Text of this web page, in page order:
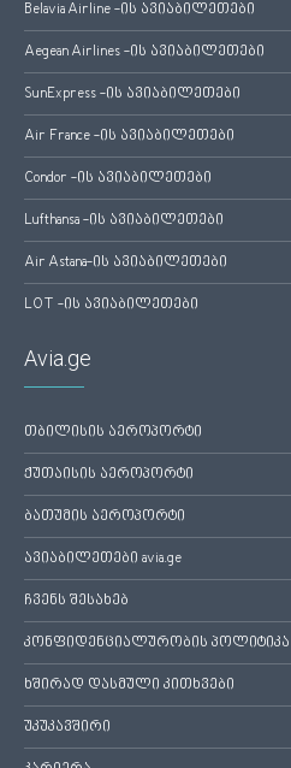
Belavia Airline -ის ავიაბილეთები
Aegean Airlines -ის ავიაბილეთები
SunExpress -ის ავიაბილეთები
Air France -ის ავიაბილეთები
Condor -ის ავიაბილეთები
Lufthansa -ის ავიაბილეთები
Air Astana-ის ავიაბილეთები
LOT -ის ავიაბილეთები
Avia.ge
თბილისის აეროპორტი
ქუთაისის აეროპორტი
ბათუმის აეროპორტი
ავიაბილეთები avia.ge
ჩვენს შესახებ
კონფიდენციალურობის პოლიტიკა
ხშირად დასმული კითხვები
უკუკავშირი